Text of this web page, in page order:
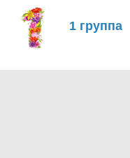
1 группа